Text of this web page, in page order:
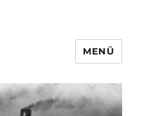
MENÜ